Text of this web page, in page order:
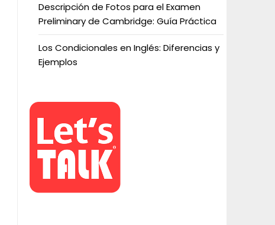
Descripción de Fotos para el Examen
Preliminary de Cambridge: Guía Práctica
Los Condicionales en Inglés: Diferencias y
Ejemplos